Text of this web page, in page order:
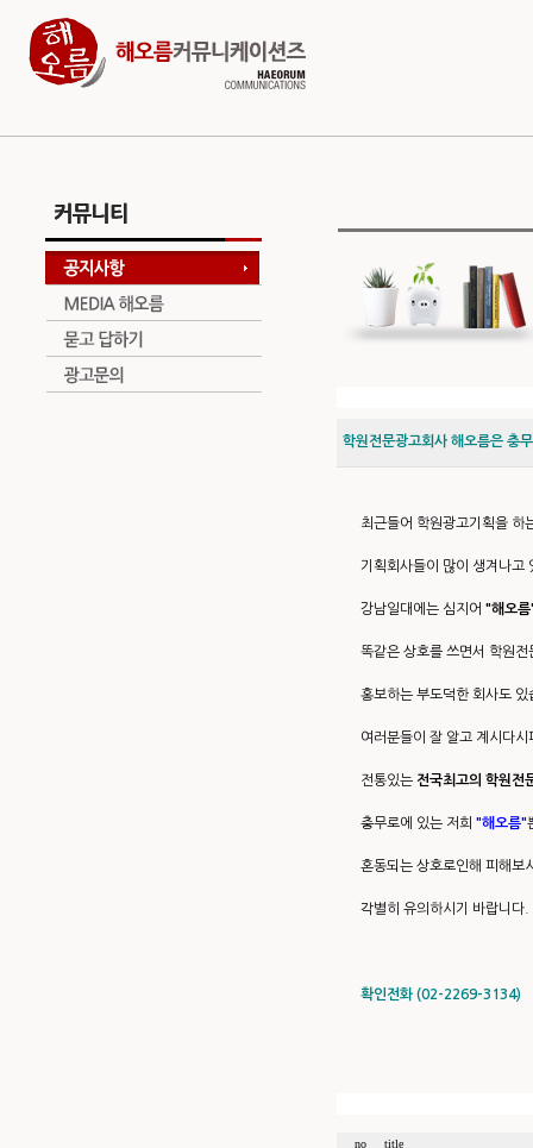
학원전문광고회사 해오름은 충
최근들어 학원광고기획을 하
기획회사들이 많이 생겨나고
강남일대에는 심지어 "해오
똑같은 상호를 쓰면서 학원전
홍보하는 부도덕한 회사도 있
여러분들이 잘 알고 계시다
전통있는 전국최고의 학원전
충무로에 있는 저희 "해오름"
혼동되는 상호로인해 피해보
각별히 유의하시기 바랍니다.
확인전화 (02-2269-3134)
no title